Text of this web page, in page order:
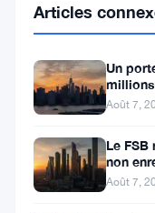
services
d’actifs
numériques.
Ces
nouvelles
lignes
Articles
Un
Août 7,
Le
non
fraude
Août 7,